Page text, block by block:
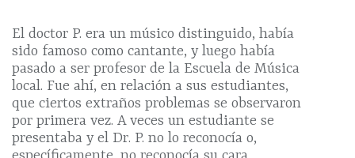
El doctor P. era un músico distinguido, había
sido famoso como cantante, y luego había
pasado a ser profesor de la Escuela de Música
local. Fue ahí, en relación a sus estudiantes,
que ciertos extraños problemas se observaron
por primera vez. A veces un estudiante se
presentaba y el Dr. P. no lo reconocía o,